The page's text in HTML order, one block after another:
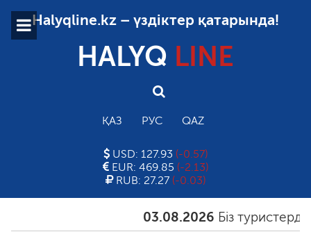
Halyqline.kz – үздіктер қатарында!
HALYQ LINE
ҚАЗ РУС QAZ
USD: 127.93 (-0.57)
EUR: 469.85 (-2.13)
RUB: 27.27 (-0.03)
03.08.2026 Біз туристерді